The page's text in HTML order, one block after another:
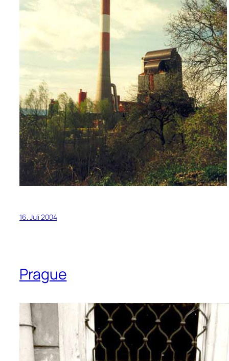
16. Juli 2004
Prague